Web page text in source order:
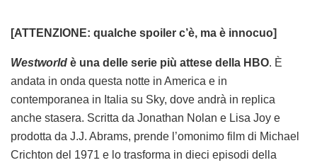
[ATTENZIONE: qualche spoiler c’è, ma è innocuo]
Westworld è una delle serie più attese della HBO. È
andata in onda questa notte in America e in
contemporanea in Italia su Sky, dove andrà in replica
anche stasera. Scritta da Jonathan Nolan e Lisa Joy e
prodotta da J.J. Abrams, prende l’omonimo film di Michael
Crichton del 1971 e lo trasforma in dieci episodi della